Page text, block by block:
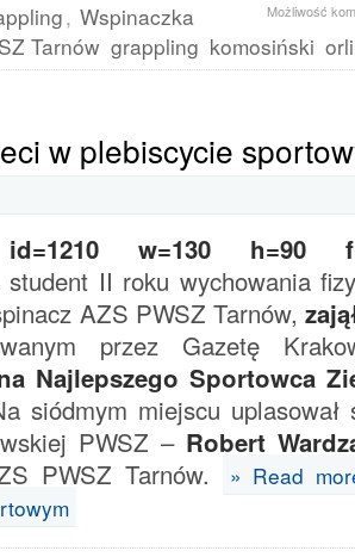
Możliwość
, Wspinaczka
Tarnów grappling komosiński
w plebiscycie
w=130 h=90
student II roku wychowania
AZS PWSZ Tarnów,
przez Gazetę
Najlepszego Sportowca
siódmym miejscu uplasował
PWSZ – Robert
PWSZ Tarnów.
» Read